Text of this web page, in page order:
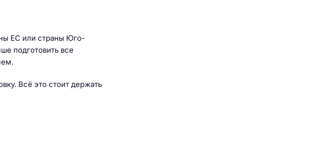
ЕС или страны Юго-
подготовить все
Всё это стоит держать